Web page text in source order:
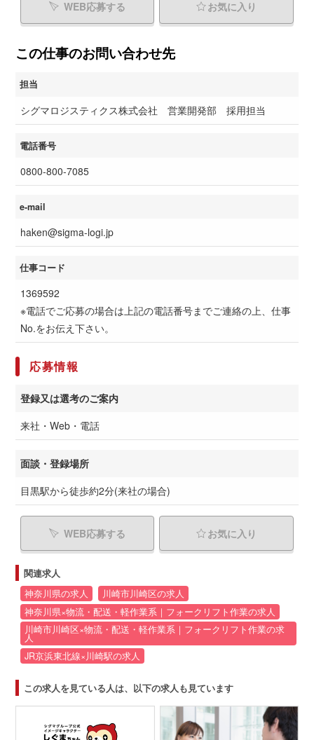
WEB応募する お気に入り
この仕事のお問い合わせ先
担当
シグマロジスティクス株式会社 営業開発部 採用担当
電話番号
0800-800-7085
e-mail
haken@sigma-logi.jp
仕事コード
1369592
※電話でご応募の場合は上記の電話番号までご連絡の上、仕事
No.をお伝え下さい。
応募情報
登録又は選考のご案内
来社・Web・電話
面談・登録場所
目黒駅から徒歩約2分(来社の場合)
WEB応募する お気に入り
関連求人
神奈川県の求人
川崎市川崎区の求人
神奈川県×物流・配送・軽作業系｜フォークリフト作業の求人
川崎市川崎区×物流・配送・軽作業系｜フォークリフト作業の求
人
JR京浜東北線×川崎駅の求人
この求人を見ている人は、以下の求人も見ています